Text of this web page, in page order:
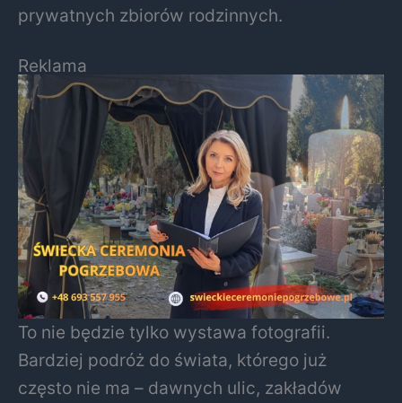
prywatnych zbiorów rodzinnych.
Reklama
To nie będzie tylko wystawa fotografii.
Bardziej podróż do świata, którego już
często nie ma – dawnych ulic, zakładów